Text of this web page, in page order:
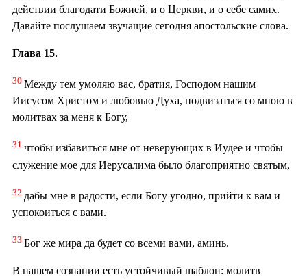
действии благодати Божией, и о Церкви, и о себе самих.
Давайте послушаем звучащие сегодня апостольские слова.
Глава 15.
30 Между тем умоляю вас, братия, Господом нашим
Иисусом Христом и любовью Духа, подвизаться со мною в
молитвах за меня к Богу,
31 чтобы избавиться мне от неверующих в Иудее и чтобы
служение мое для Иерусалима было благоприятно святым,
32 дабы мне в радости, если Богу угодно, прийти к вам и
успокоиться с вами.
33 Бог же мира да будет со всеми вами, аминь.
В нашем сознании есть устойчивый шаблон: молитв